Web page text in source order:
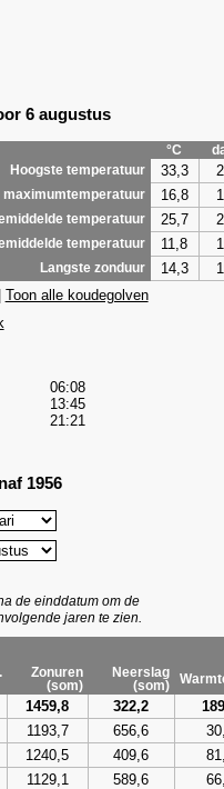
6 augustus
°C
Hoogste temperatuur
33,3
maximumtemperatuur 16,8
temperatuur 25,7
temperatuur 11,8
Langste zonduur 14,3
Toon alle koudegolven
06:08
13:45
21:21
1956
de einddatum om de
jaren te zien.
Zonuren
(som)
Neerslag
(som)
1459,8 322,2
1193,7 656,6
1240,5 409,6
1129,1 589,6